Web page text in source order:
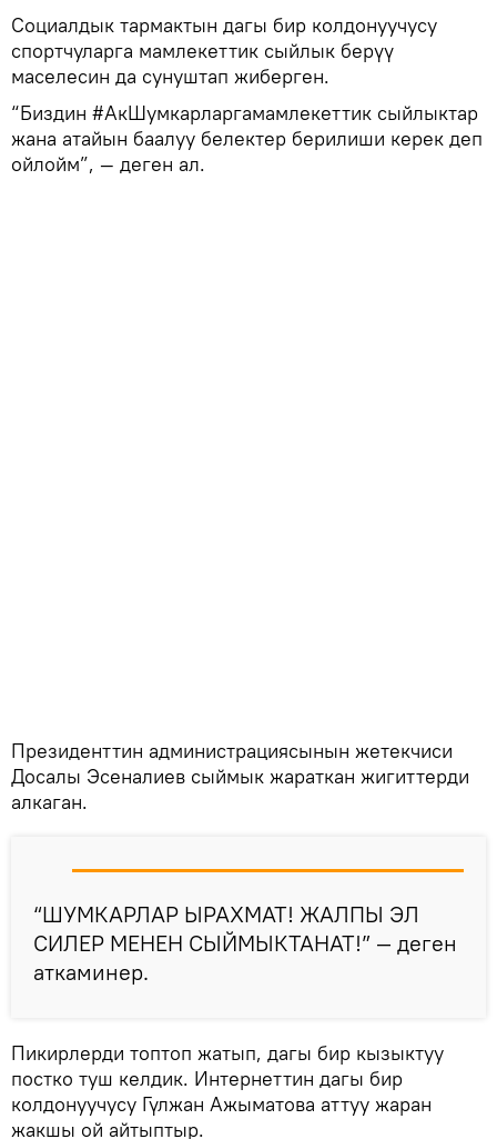
Социалдык тармактын дагы бир колдонуучусу
спортчуларга мамлекеттик сыйлык берүү
маселесин да сунуштап жиберген.
“Биздин #АкШумкарларгамамлекеттик сыйлыктар
жана атайын баалуу белектер берилиши керек деп
ойлойм”, — деген ал.
Президенттин администрациясынын жетекчиси
Досалы Эсеналиев сыймык жараткан жигиттерди
алкаган.
“ШУМКАРЛАР ЫРАХМАТ! ЖАЛПЫ ЭЛ
СИЛЕР МЕНЕН СЫЙМЫКТАНАТ!” — деген
аткаминер.
Пикирлерди топтоп жатып, дагы бир кызыктуу
постко туш келдик. Интернеттин дагы бир
колдонуучусу Гүлжан Ажыматова аттуу жаран
жакшы ой айтыптыр.